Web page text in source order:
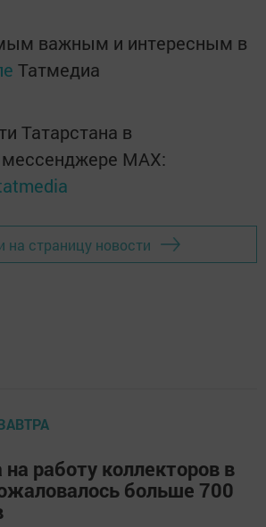
важным и интересным в
Татмедиа
Татарстана в
MАХ:
на страницу новости
на работу коллекторов в
больше 700